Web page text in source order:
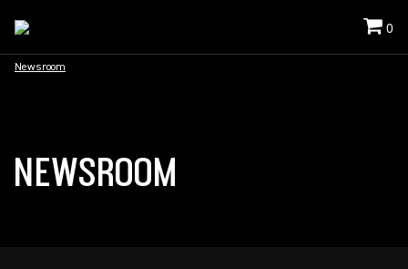
0
Newsroom
NEWSROOM